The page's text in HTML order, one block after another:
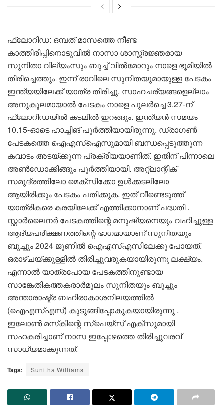
ഫ്ലോറിഡ: ഒമ്പത് മാസത്തെ നീണ്ട
കാത്തിരിപ്പിനൊടുവിൽ നാസാ ശാസ്ത്രജ്ഞരായ
സുനിതാ വില്യംസും ബുച്ച് വില്‍മോറും നാളെ ഭൂമിയിൽ
തിരിച്ചെത്തും. ഇന്ന് രാവിലെ സുനിതയുമായുള്ള പേടകം
ഇന്ത്യയിലേക്ക് യാത്ര തിരിച്ചു. സാഹചര്യങ്ങളെല്ലാം
അനുകൂലമായാല്‍ പേടകം നാളെ പുലര്‍ച്ചെ 3.27-ന്
ഫ്ലോറിഡയില്‍ കടലില്‍ ഇറങ്ങും. ഇന്ത്യൻ സമയം
10.15-ഓടെ ഹാച്ചിങ് പൂര്‍ത്തിയായിരുന്നു. ഡ്രാഗണ്‍
പേടകത്തെ ഐഎസ്‌ഐസുമായി ബന്ധപ്പെടുത്തുന്ന
കവാടം അടയ്ക്കുന്ന പ്രക്രിയയാണിത്. ഇതിന് പിന്നാലെ
അണ്‍ഡോക്കിങ്ങും പൂര്‍ത്തിയായി. അറ്റ്‌ലാന്റിക്
സമുദ്രത്തിലോ മെക്‌സിക്കോ ഉള്‍ക്കടലിലോ
ആയിരിക്കും പേടകം പതിക്കുക. ഇത് വീണ്ടെടുത്ത്
യാത്രികരെ കരയിലേക്ക് എത്തിക്കാനാണ് പദ്ധതി .
സ്റ്റാര്‍ലൈനര്‍ പേടകത്തിന്റെ മനുഷ്യനെയും വഹിച്ചുള്ള
ആദ്യപരീക്ഷണത്തിന്റെ ഭാഗമായാണ് സുനിതയും
ബുച്ചും 2024 ജൂണില്‍ ഐഎസ്എസിലേക്കു പോയത്.
ഒരാഴ്ചയ്ക്കുള്ളില്‍ തിരിച്ചുവരുകയായിരുന്നു ലക്ഷ്യം.
എന്നാൽ യാത്രപോയ പേടകത്തിനുണ്ടായ
സാങ്കേതികത്തകരാര്‍മൂലം സുനിതയും ബുച്ചും
അന്താരാഷ്ട്ര ബഹിരാകാശനിലയത്തില്‍
(ഐഎസ്എസ്) കുടുങ്ങിപ്പോകുകയായിരുന്നു .
ഇലോണ്‍ മസ്‌കിന്റെ സ്പെയ്‌സ് എക്സുമായി
സഹകരിച്ചാണ് നാസ ഇപ്പോഴത്തെ തിരിച്ചുവരവ്
സാധ്യമാക്കുന്നത്.
Tags: Sunitha Williams